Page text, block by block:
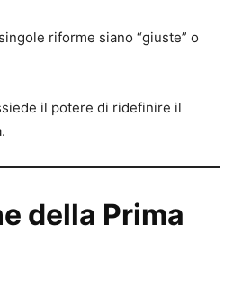
riforme siano “giuste” o
il potere di ridefinire il
della Prima